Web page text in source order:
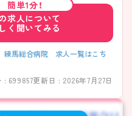
簡単1分！
求人について
く聞いてみる
馬総合病院 求人一覧はこち
: 699857更新日 : 2026年7月27日